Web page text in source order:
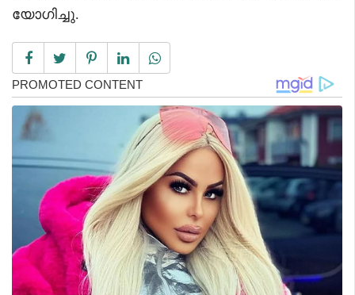
യോഗിച്ചു.